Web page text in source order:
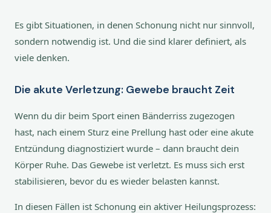
Es gibt Situationen, in denen Schonung nicht nur sinnvoll,
sondern notwendig ist. Und die sind klarer definiert, als
viele denken.
Die akute Verletzung: Gewebe braucht Zeit
Wenn du dir beim Sport einen Bänderriss zugezogen
hast, nach einem Sturz eine Prellung hast oder eine akute
Entzündung diagnostiziert wurde – dann braucht dein
Körper Ruhe. Das Gewebe ist verletzt. Es muss sich erst
stabilisieren, bevor du es wieder belasten kannst.
In diesen Fällen ist Schonung ein aktiver Heilungsprozess: